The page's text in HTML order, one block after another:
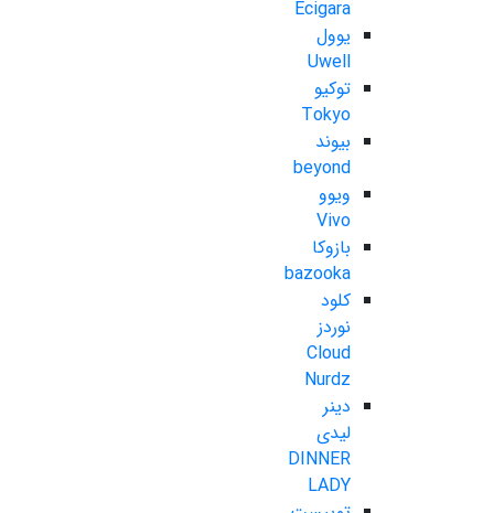
Ecigara
یوول
Uwell
توکیو
Tokyo
بیوند
beyond
ویوو
Vivo
بازوکا
bazooka
کلود
نوردز
Cloud
Nurdz
دینر
لیدی
DINNER
LADY